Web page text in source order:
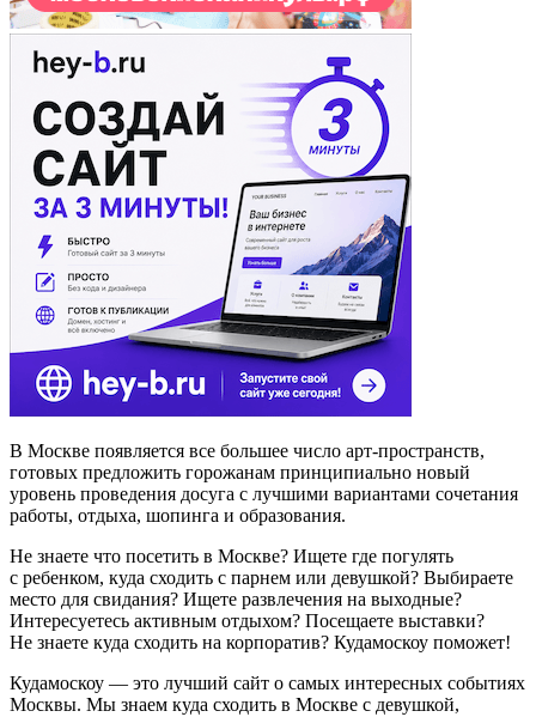
В Москве появляется все большее число арт-пространств,
готовых предложить горожанам принципиально новый
уровень проведения досуга с лучшими вариантами сочетания
работы, отдыха, шопинга и образования.
Не знаете что посетить в Москве? Ищете где погулять
с ребенком, куда сходить с парнем или девушкой? Выбираете
место для свидания? Ищете развлечения на выходные?
Интересуетесь активным отдыхом? Посещаете выставки?
Не знаете куда сходить на корпоратив? Кудамоскоу поможет!
Кудамоскоу — это лучший сайт о самых интересных событиях
Москвы. Мы знаем куда сходить в Москве с девушкой,